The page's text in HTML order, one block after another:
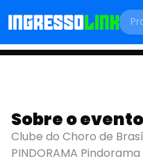
Sobre o evento
Clube do Choro de
PINDORAMA